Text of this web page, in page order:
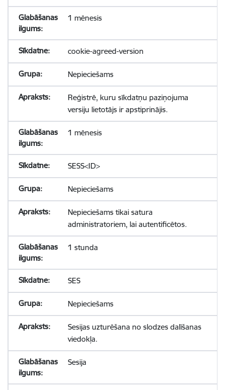
1 mēnesis
cookie-agreed-version
Nepieciešams
Reģistrē, kuru sīkdatņu paziņojuma
versiju lietotājs ir apstiprinājis.
1 mēnesis
SESS<ID>
Nepieciešams
Nepieciešams tikai satura
administratoriem, lai autentificētos.
1 stunda
SES
Nepieciešams
Sesijas uzturēšana no slodzes dalīšanas
viedokļa.
Sesija